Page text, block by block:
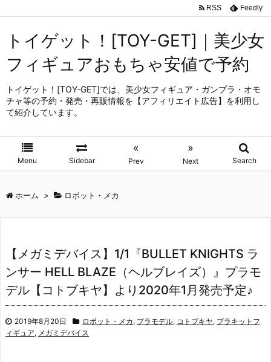
トイゲット！[TOY-GET]｜美少女
フィギュアおもちゃ安値で予約
トイゲット！[TOY-GET]では、美少女フィギュア・ガンプラ・オモ
チャ等の予約・発売・再販情報を【アフィリエイト広告】を利用し
て紹介しています。
Menu Sidebar
«
Prev
»
Next Search
RSS Feedly
ホーム > ロボット・メカ
【メガミデバイス】1/1『BULLET KNIGHTS ラ
ンサー HELL BLAZE（ヘルブレイズ）』プラモ
デル【コトブキヤ】より2020年1月発売予定♪
2019年8月20日 ロボット・メカ , プラモデル, コトブキヤ, プラキットフ
ィギュア, メガミデバイス